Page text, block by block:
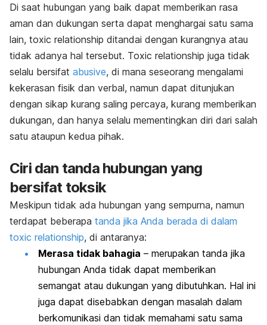
Di saat hubungan yang baik dapat memberikan rasa
aman dan dukungan serta dapat menghargai satu sama
lain, toxic relationship ditandai dengan kurangnya atau
tidak adanya hal tersebut. Toxic relationship juga tidak
selalu bersifat abusive, di mana seseorang mengalami
kekerasan fisik dan verbal, namun dapat ditunjukan
dengan sikap kurang saling percaya, kurang memberikan
dukungan, dan hanya selalu mementingkan diri dari salah
satu ataupun kedua pihak.
Ciri dan tanda hubungan yang
bersifat toksik
Meskipun tidak ada hubungan yang sempurna, namun
terdapat beberapa tanda jika Anda berada di dalam
toxic relationship, di antaranya:
Merasa tidak bahagia – merupakan tanda jika
hubungan Anda tidak dapat memberikan
semangat atau dukungan yang dibutuhkan. Hal ini
juga dapat disebabkan dengan masalah dalam
berkomunikasi dan tidak memahami satu sama